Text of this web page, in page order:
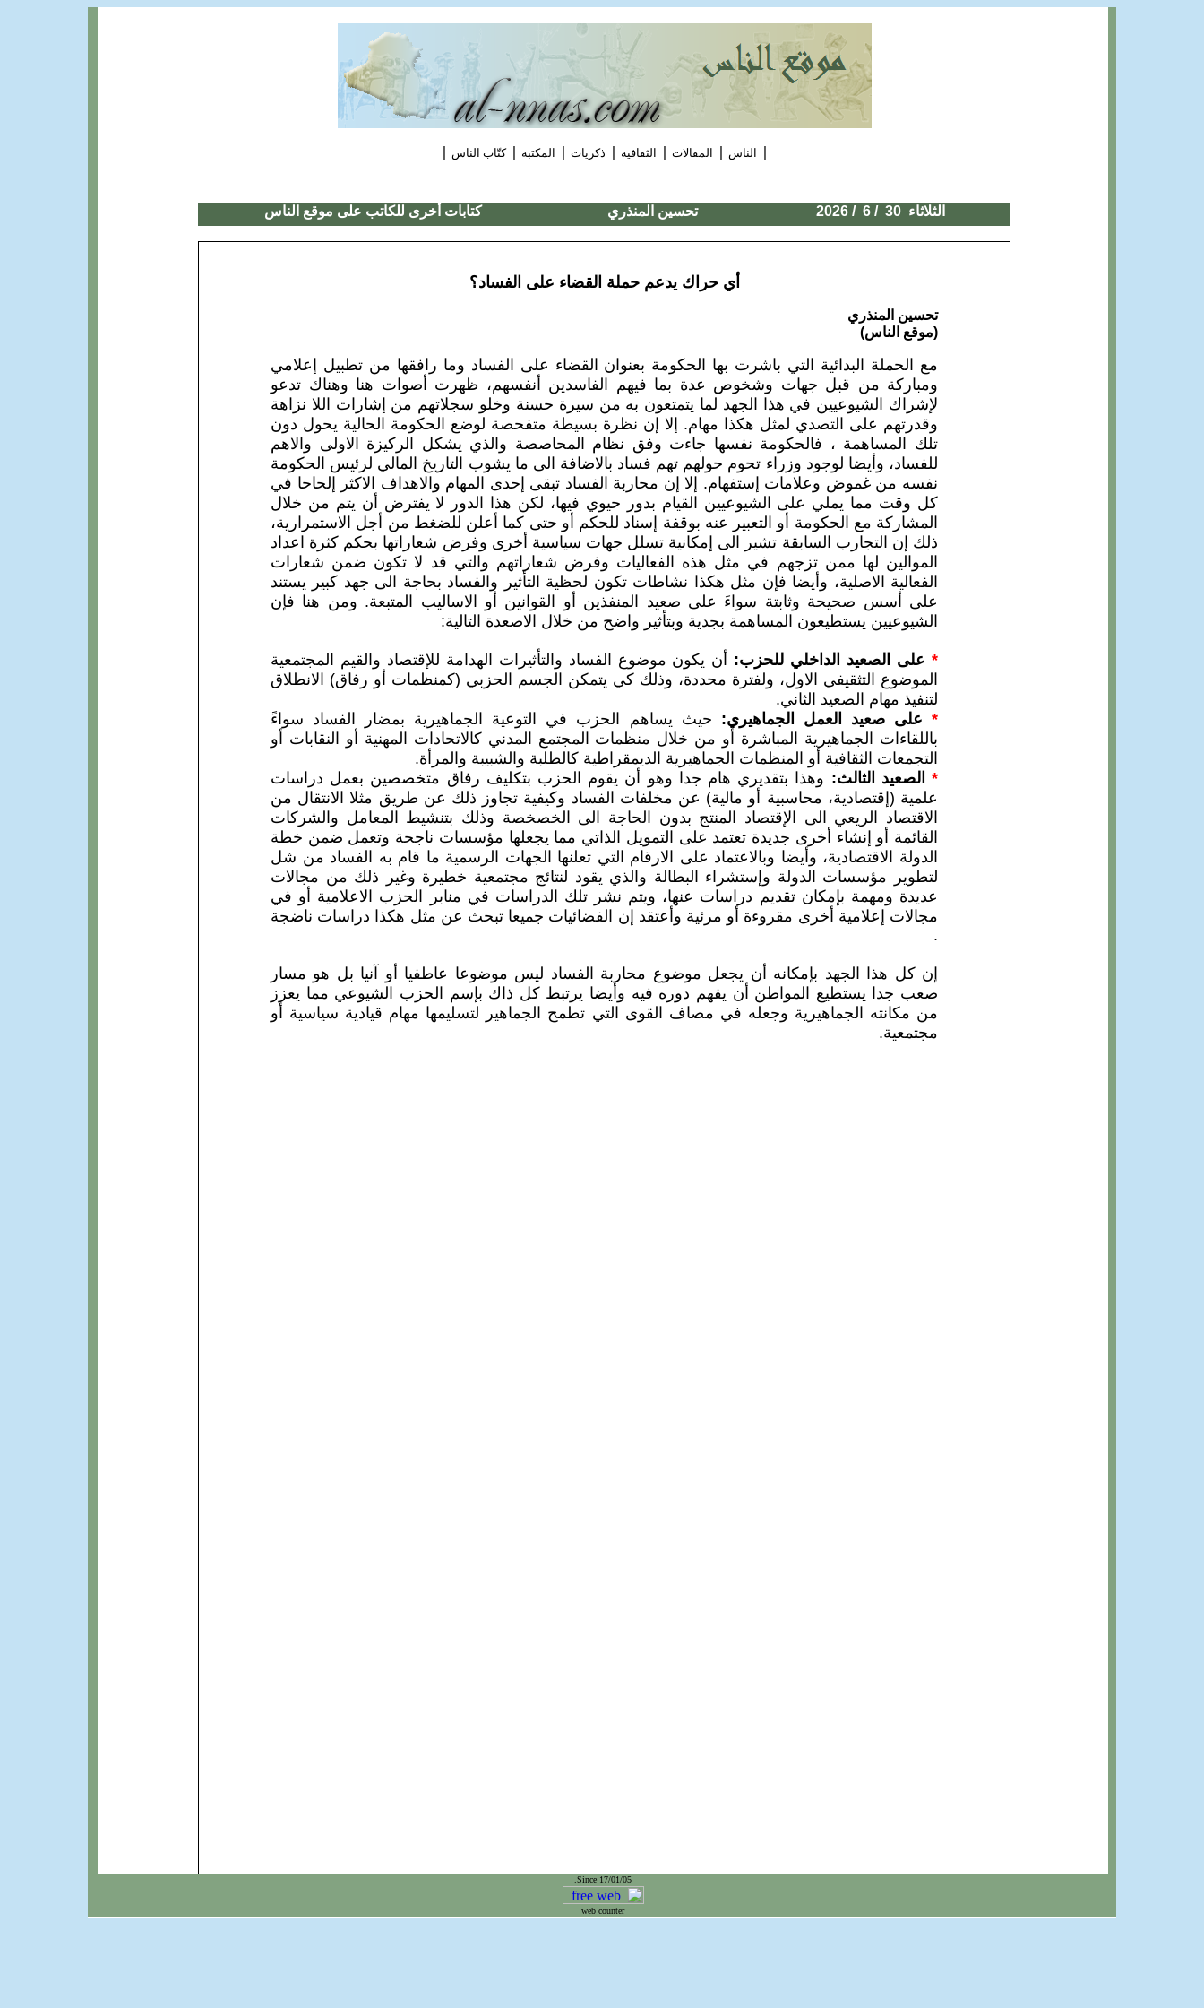
| الناس | المقالات | الثقافية | ذكريات | المكتبة | كتّاب الناس |
الثلاثاء 30 / 6 / 2026 تحسين المنذري كتابات أخرى للكاتب على موقع الناس
أي حراك يدعم حملة القضاء على الفساد؟
تحسين المنذري
(موقع الناس)
مع الحملة البدائية التي باشرت بها الحكومة بعنوان القضاء على الفساد وما رافقها من تطبيل إعلامي
ومباركة من قبل جهات وشخوص عدة بما فيهم الفاسدين أنفسهم، ظهرت أصوات هنا وهناك تدعو
لإشراك الشيوعيين في هذا الجهد لما يتمتعون به من سيرة حسنة وخلو سجلاتهم من إشارات اللا نزاهة
وقدرتهم على التصدي لمثل هكذا مهام. إلا إن نظرة بسيطة متفحصة لوضع الحكومة الحالية يحول دون
تلك المساهمة ، فالحكومة نفسها جاءت وفق نظام المحاصصة والذي يشكل الركيزة الاولى والاهم
للفساد، وأيضا لوجود وزراء تحوم حولهم تهم فساد بالاضافة الى ما يشوب التاريخ المالي لرئيس الحكومة
نفسه من غموض وعلامات إستفهام. إلا إن محاربة الفساد تبقى إحدى المهام والاهداف الاكثر إلحاحا في
كل وقت مما يملي على الشيوعيين القيام بدور حيوي فيها، لكن هذا الدور لا يفترض أن يتم من خلال
المشاركة مع الحكومة أو التعبير عنه بوقفة إسناد للحكم أو حتى كما أعلن للضغط من أجل الاستمرارية،
ذلك إن التجارب السابقة تشير الى إمكانية تسلل جهات سياسية أخرى وفرض شعاراتها بحكم كثرة اعداد
الموالين لها ممن تزجهم في مثل هذه الفعاليات وفرض شعاراتهم والتي قد لا تكون ضمن شعارات
الفعالية الاصلية، وأيضا فإن مثل هكذا نشاطات تكون لحظية التأثير والفساد بحاجة الى جهد كبير يستند
على أسس صحيحة وثابتة سواءَ على صعيد المنفذين أو القوانين أو الاساليب المتبعة. ومن هنا فإن
الشيوعيين يستطيعون المساهمة بجدية وبتأثير واضح من خلال الاصعدة التالية:
* على الصعيد الداخلي للحزب: أن يكون موضوع الفساد والتأثيرات الهدامة للإقتصاد والقيم المجتمعية
الموضوع التثقيفي الاول، ولفترة محددة، وذلك كي يتمكن الجسم الحزبي (كمنظمات أو رفاق) الانطلاق
لتنفيذ مهام الصعيد الثاني.
* على صعيد العمل الجماهيري: حيث يساهم الحزب في التوعية الجماهيرية بمضار الفساد سواءً
باللقاءات الجماهيرية المباشرة أو من خلال منظمات المجتمع المدني كالاتحادات المهنية أو النقابات أو
التجمعات الثقافية أو المنظمات الجماهيرية الديمقراطية كالطلبة والشبيبة والمرأة.
*
الصعيد الثالث: وهذا بتقديري هام جدا وهو أن يقوم الحزب بتكليف رفاق متخصصين بعمل دراسات
علمية (إقتصادية، محاسبية أو مالية) عن مخلفات الفساد وكيفية تجاوز ذلك عن طريق مثلا الانتقال من
الاقتصاد الريعي الى الإقتصاد المنتج بدون الحاجة الى الخصخصة وذلك بتنشيط المعامل والشركات
القائمة أو إنشاء أخرى جديدة تعتمد على التمويل الذاتي مما يجعلها مؤسسات ناجحة وتعمل ضمن خطة
الدولة الاقتصادية، وأيضا وبالاعتماد على الارقام التي تعلنها الجهات الرسمية ما قام به الفساد من شل
لتطوير مؤسسات الدولة وإستشراء البطالة والذي يقود لنتائج مجتمعية خطيرة وغير ذلك من مجالات
عديدة ومهمة بإمكان تقديم دراسات عنها، ويتم نشر تلك الدراسات في منابر الحزب الاعلامية أو في
مجالات إعلامية أخرى مقروءة أو مرئية وأعتقد إن الفضائيات جميعا تبحث عن مثل هكذا دراسات ناضجة
.
إن كل هذا الجهد بإمكانه أن يجعل موضوع محاربة الفساد ليس موضوعا عاطفيا أو آنيا بل هو مسار
صعب جدا يستطيع المواطن أن يفهم دوره فيه وأيضا يرتبط كل ذاك بإسم الحزب الشيوعي مما يعزز
من مكانته الجماهيرية وجعله في مصاف القوى التي تطمح الجماهير لتسليمها مهام قيادية سياسية أو
مجتمعية.
web counter